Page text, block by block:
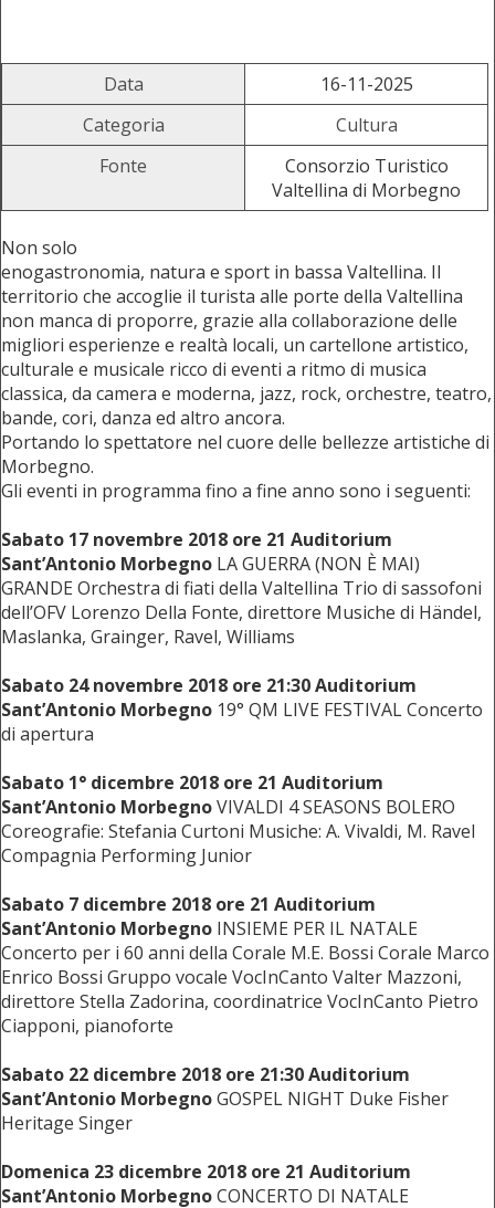
Data
16-11-2025
Categoria
Cultura
Fonte
Consorzio Turistico
Valtellina di Morbegno
Non solo
enogastronomia, natura e sport in bassa Valtellina. Il
territorio che accoglie il turista alle porte della Valtellina
non manca di proporre, grazie alla collaborazione delle
migliori esperienze e realtà locali, un cartellone artistico,
culturale e musicale ricco di eventi a ritmo di musica
classica, da camera e moderna, jazz, rock, orchestre, teatro,
bande, cori, danza ed altro ancora.
Portando lo spettatore nel cuore delle bellezze artistiche di
Morbegno.
Gli eventi in programma fino a fine anno sono i seguenti:
Sabato 17 novembre 2018 ore 21 Auditorium
Sant’Antonio Morbegno LA GUERRA (NON È MAI)
GRANDE Orchestra di fiati della Valtellina Trio di sassofoni
dell’OFV Lorenzo Della Fonte, direttore Musiche di Händel,
Maslanka, Grainger, Ravel, Williams
Sabato 24 novembre 2018 ore 21:30 Auditorium
Sant’Antonio Morbegno 19° QM LIVE FESTIVAL Concerto
di apertura
Sabato 1° dicembre 2018 ore 21 Auditorium
Sant’Antonio MorbegnoVIVALDI 4 SEASONS BOLERO
Coreografie: Stefania Curtoni Musiche: A. Vivaldi, M. Ravel
Compagnia Performing Junior
Sabato 7 dicembre 2018 ore 21 Auditorium
Sant’Antonio Morbegno INSIEME PER IL NATALE
Concerto per i 60 anni della Corale M.E. Bossi Corale Marco
Enrico Bossi Gruppo vocale VocInCanto Valter Mazzoni,
direttore Stella Zadorina, coordinatrice VocInCanto Pietro
Ciapponi, pianoforte
Sabato 22 dicembre 2018 ore 21:30 Auditorium
Sant’Antonio MorbegnoGOSPEL NIGHT Duke Fisher
Heritage Singer
Domenica 23 dicembre 2018 ore 21 Auditorium
Sant’Antonio MorbegnoCONCERTO DI NATALE